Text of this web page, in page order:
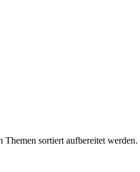
sortiert aufbereitet werden.